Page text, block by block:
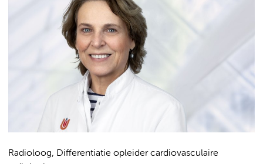
Radioloog, Differentiatie opleider cardiovasculaire